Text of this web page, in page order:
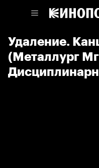
Удаление.
(Металлург